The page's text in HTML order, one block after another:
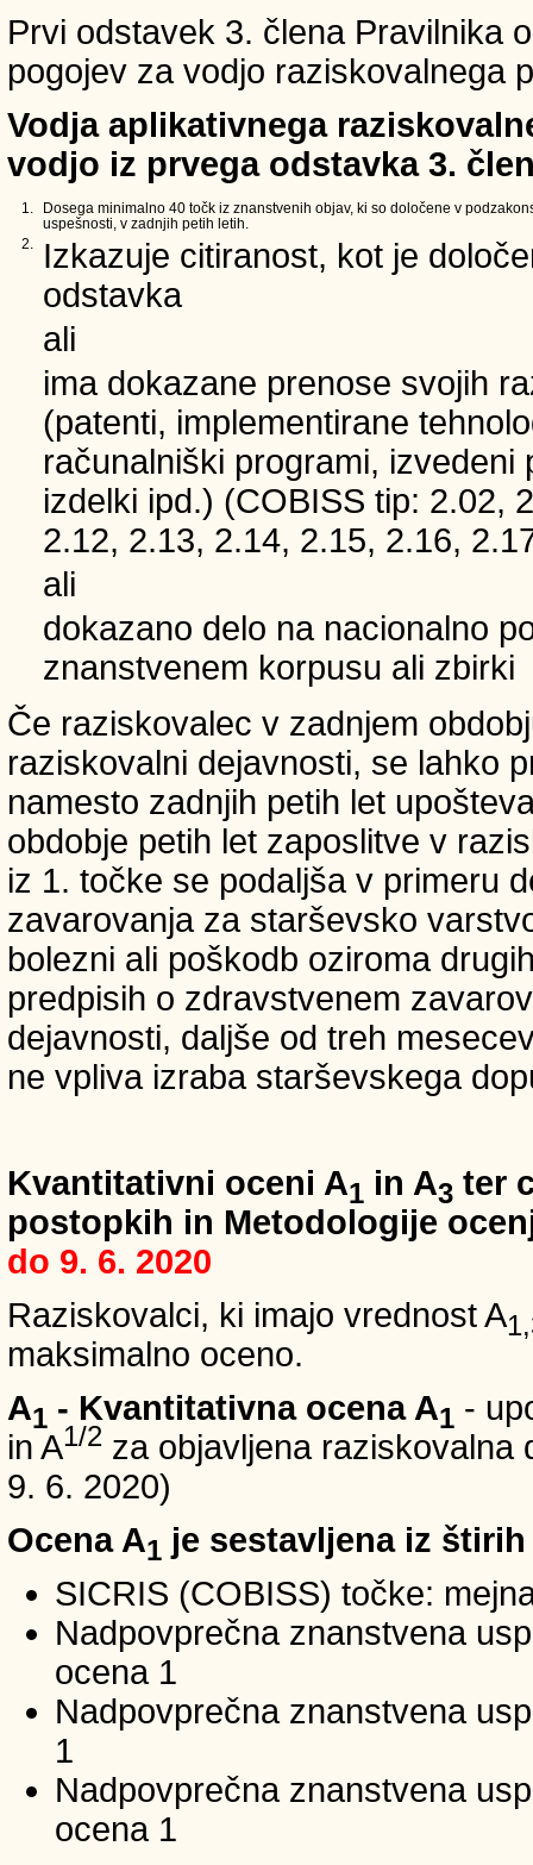
Prvi odstavek 3. člena Pravilnika
pogojev za vodjo raziskovalnega
Vodja aplikativnega
vodjo iz prvega odstavka 3.
1.
Dosega minimalno 40 točk iz znanstvenih objav, ki so določene v
uspešnosti, v zadnjih petih letih.
2.
Izkazuje citiranost, kot je
odstavka
ali
ima dokazane prenose svojih
(patenti, implementirane
računalniški programi, izvedeni
izdelki ipd.) (COBISS tip: 2.02,
2.12, 2.13, 2.14, 2.15, 2.16,
ali
dokazano delo na nacionalno
znanstvenem korpusu ali zbirki
Če raziskovalec v zadnjem
raziskovalni dejavnosti, se lahko
namesto zadnjih petih let
obdobje petih let zaposlitve v
iz 1. točke se podaljša v primeru
zavarovanja za starševsko
bolezni ali poškodb oziroma
predpisih o zdravstvenem
dejavnosti, daljše od treh
ne vpliva izraba starševskega
Kvantitativni oceni A1 in A3 ter
postopkih in Metodologije
do 9. 6. 2020
Raziskovalci, ki imajo vrednost A
maksimalno oceno.
A1 - Kvantitativna ocena A1 -
in A1/2 za objavljena raziskovalna
9. 6. 2020)
Ocena A1 je sestavljena iz
SICRIS (COBISS) točke:
Nadpovprečna znanstvena
ocena 1
Nadpovprečna znanstvena
1
Nadpovprečna znanstvena
ocena 1